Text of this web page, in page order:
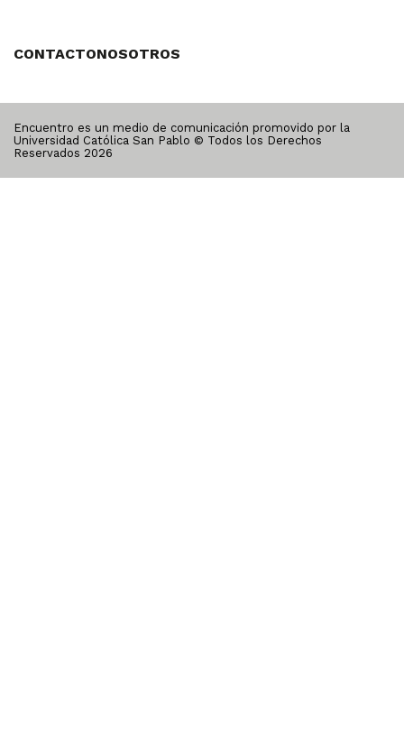
CONTACTONOSOTROS
Encuentro es un medio de comunicación promovido por la
Universidad Católica San Pablo © Todos los Derechos
Reservados 2026